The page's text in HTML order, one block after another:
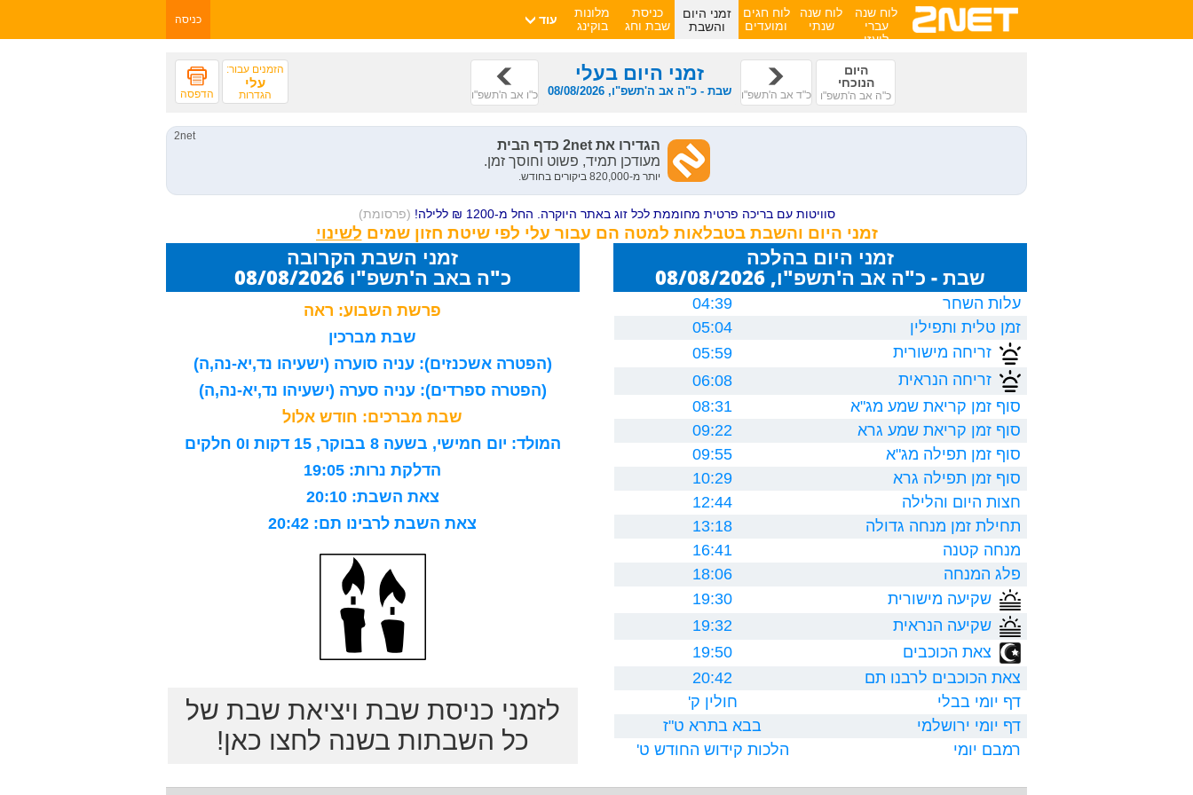
לוח שנה
עברי
לועזי
לוח שנה
שנתי
לוח חגים
ומועדים
זמני היום
והשבת
כניסת
שבת וחג
מלונות
בוקינג
עוד כניסה
הזמנים עבור:
עלי
הגדרות הדפסה
היום
הנוכחי
כ"ה אב ה'תשפ"ו כ"ד אב ה'תשפ"ו
זמני היום בעלי
שבת - כ"ה אב ה'תשפ"ו, 08/08/2026 כ"ו אב ה'תשפ"ו
סוויטות עם בריכה פרטית מחוממת לכל זוג באתר היוקרה. החל מ-1200 ₪ ללילה! (פרסומת)
זמני היום והשבת בטבלאות למטה הם עבור עלי לפי שיטת חזון שמים
זמני היום בהלכה
שבת - כ"ה אב ה'תשפ"ו, 08/08/2026
עלות השחר
04:39
זמן טלית ותפילין
05:04
זריחה מישורית
05:59
זריחה הנראית
06:08
סוף זמן קריאת שמע מג"א
08:31
סוף זמן קריאת שמע גרא
09:22
סוף זמן תפילה מג"א
09:55
סוף זמן תפילה גרא
10:29
חצות היום והלילה
12:44
תחילת זמן מנחה גדולה
13:18
מנחה קטנה
16:41
פלג המנחה
18:06
שקיעה מישורית
19:30
שקיעה הנראית
19:32
צאת הכוכבים
19:50
צאת הכוכבים לרבנו תם
20:42
דף יומי בבלי
חולין ק'
דף יומי ירושלמי
בבא בתרא ט"ז
רמבם יומי
הלכות קידוש החודש ט'
זמני השבת הקרובה
כ"ה באב ה'תשפ"ו 08/08/2026
פרשת השבוע: ראה
שבת מברכין
(הפטרה אשכנזים): עניה סוערה (ישעיהו נד,יא-נה,ה)
(הפטרה ספרדים): עניה סערה (ישעיהו נד,יא-נה,ה)
שבת מברכים: חודש אלול
המולד: יום חמישי, בשעה 8 בבוקר, 15 דקות ו0 חלקים
הדלקת נרות: 19:05
צאת השבת: 20:10
צאת השבת לרבינו תם: 20:42
לזמני כניסת שבת ויציאת שבת של
כל השבתות בשנה לחצו כאן!